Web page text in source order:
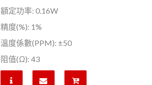
額定功率: 0.16W
精度(%): 1%
溫度係數(PPM): ±50
阻值(Ω): 43